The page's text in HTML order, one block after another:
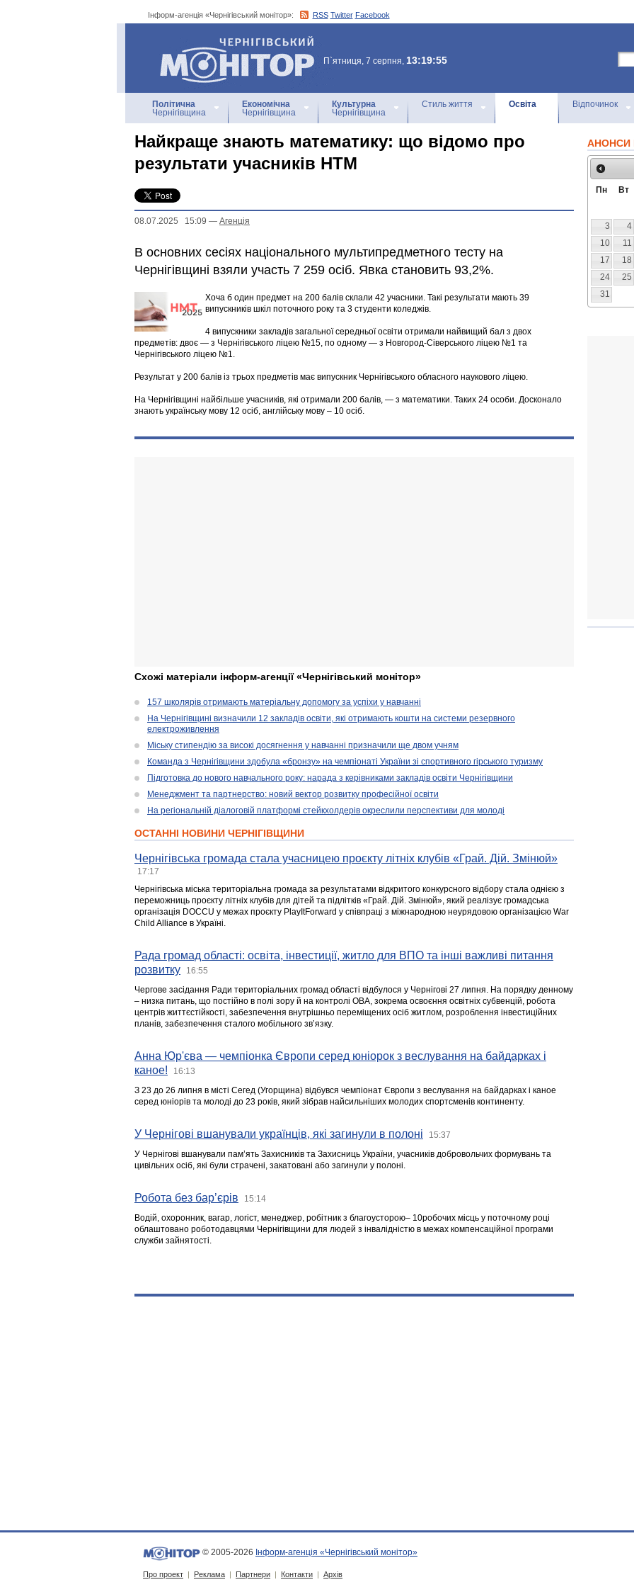
Інформ-агенція «Чернігівський монітор»: RSS Twitter Facebook
Інформ-агенція
«Чернігівський монітор»
П`ятниця, 7 серпня, 13:19:55
Політична
Чернігівщина
Економічна
Чернігівщина
Культурна
Чернігівщина
Стиль життя Освіта Відпочинок
Найкраще знають математику: що відомо про
результати учасників НТМ
08.07.2025 15:09 — Агенцiя
В основних сесіях національного мультипредметного тесту на
Чернігівщині взяли участь 7 259 осіб. Явка становить 93,2%.
Хоча б один предмет на 200 балів склали 42 учасники. Такі результати мають 39
випускників шкіл поточного року та 3 студенти коледжів.
4 випускники закладів загальної середньої освіти отримали найвищий бал з двох
предметів: двоє — з Чернігівського ліцею №15, по одному — з Новгород-Сіверського ліцею №1 та
Чернігівського ліцею №1.
Результат у 200 балів із трьох предметів має випускник Чернігівського обласного наукового ліцею.
На Чернігівщині найбільше учасників, які отримали 200 балів, — з математики. Таких 24 особи. Досконало
знають українську мову 12 осіб, англійську мову – 10 осіб.
Схожі матеріали інформ-агенції «Чернігівський монітор»
157 школярів отримають матеріальну допомогу за успіхи у навчанні
На Чернігівщині визначили 12 закладів освіти, які отримають кошти на системи резервного
електроживлення
Міську стипендію за високі досягнення у навчанні призначили ще двом учням
Команда з Чернігівщини здобула «бронзу» на чемпіонаті України зі спортивного гірського туризму
Підготовка до нового навчального року: нарада з керівниками закладів освіти Чернігівщини
Менеджмент та партнерство: новий вектор розвитку професійної освіти
На регіональній діалоговій платформі стейкхолдерів окреслили перспективи для молоді
ОСТАННІ НОВИНИ ЧЕРНІГІВЩИНИ
Чернігівська громада стала учасницею проєкту літніх клубів «Грай. Дій. Змінюй»
17:17
Чернігівська міська територіальна громада за результатами відкритого конкурсного відбору стала однією з
переможниць проєкту літніх клубів для дітей та підлітків «Грай. Дій. Змінюй», який реалізує громадська
організація DOCCU у межах проєкту PlayItForward у співпраці з міжнародною неурядовою організацією War
Child Alliance в Україні.
Рада громад області: освіта, інвестиції, житло для ВПО та інші важливі питання
розвитку
16:55
Чергове засідання Ради територіальних громад області відбулося у Чернігові 27 липня. На порядку денному
– низка питань, що постійно в полі зору й на контролі ОВА, зокрема освоєння освітніх субвенцій, робота
центрів життєстійкості, забезпечення внутрішньо переміщених осіб житлом, розроблення інвестиційних
планів, забезпечення сталого мобільного зв’язку.
Анна Юр'єва — чемпіонка Європи серед юніорок з веслування на байдарках і
каное!
16:13
З 23 до 26 липня в місті Сегед (Угорщина) відбувся чемпіонат Європи з веслування на байдарках і каное
серед юніорів та молоді до 23 років, який зібрав найсильніших молодих спортсменів континенту.
У Чернігові вшанували українців, які загинули в полоні 15:37
У Чернігові вшанували пам’ять Захисників та Захисниць України, учасників добровольчих формувань та
цивільних осіб, які були страчені, закатовані або загинули у полоні.
Робота без бар’єрів 15:14
Водій, охоронник, вагар, логіст, менеджер, робітник з благоусторою– 10робочих місць у поточному році
облаштовано роботодавцями Чернігівщини для людей з інвалідністю в межах компенсаційної програми
служби зайнятості.
АНОНСИ
Пн Вт
3
4
10
11
17
18
24
25
31
© 2005-2026 Інформ-агенція «Чернігівський монітор»
Про проект | Реклама | Партнери | Контакти | Архів